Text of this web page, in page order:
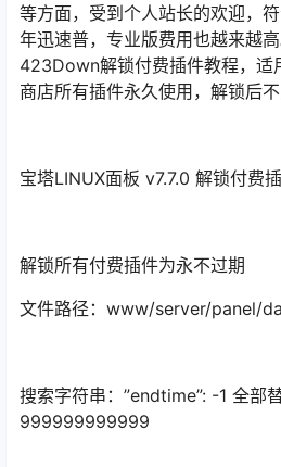
等方面，受到个人站长的欢迎，
年迅速普，专业版费用也越来越
423Down解锁付费插件教程，适
商店所有插件永久使用，解锁后不
宝塔LINUX面板 v7.7.0 解锁付费
解锁所有付费插件为永不过期
文件路径：www/server/panel/
搜索字符串：”endtime”: -1 全部
999999999999